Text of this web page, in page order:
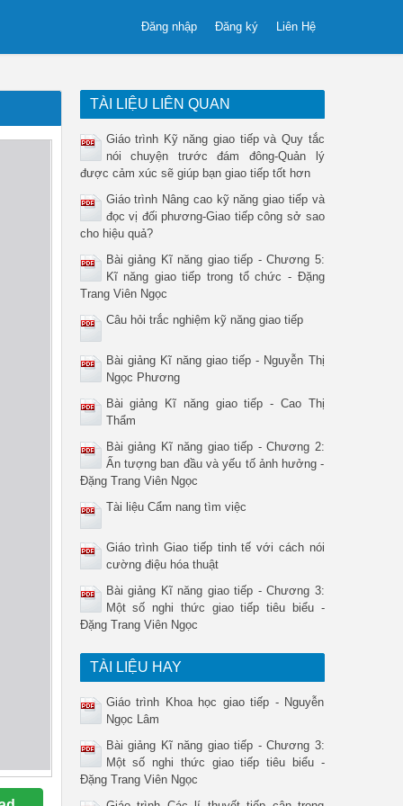
Liên Hệ
Đăng ký
Đăng nhập
TÀI LIỆU LIÊN QUAN
Giáo trình Kỹ năng giao tiếp và Quy tắc
nói chuyện trước đám đông-Quản lý
được cảm xúc sẽ giúp bạn giao tiếp tốt hơn
Giáo trình Nâng cao kỹ năng giao tiếp và
đọc vị đối phương-Giao tiếp công sở sao
cho hiệu quả?
Bài giảng Kĩ năng giao tiếp - Chương 5:
Kĩ năng giao tiếp trong tổ chức - Đặng
Trang Viên Ngọc
Câu hỏi trắc nghiệm kỹ năng giao tiếp
Bài giảng Kĩ năng giao tiếp - Nguyễn Thị
Ngọc Phương
Bài giảng Kĩ năng giao tiếp - Cao Thị
Thẩm
Bài giảng Kĩ năng giao tiếp - Chương 2:
Ấn tượng ban đầu và yếu tố ảnh hưởng -
Đặng Trang Viên Ngọc
Tài liệu Cẩm nang tìm việc
Giáo trình Giao tiếp tinh tế với cách nói
cường điệu hóa thuật
Bài giảng Kĩ năng giao tiếp - Chương 3:
Một số nghi thức giao tiếp tiêu biểu -
Đặng Trang Viên Ngọc
TÀI LIỆU HAY
Giáo trình Khoa học giao tiếp - Nguyễn
Ngọc Lâm
Bài giảng Kĩ năng giao tiếp - Chương 3:
Một số nghi thức giao tiếp tiêu biểu -
Đặng Trang Viên Ngọc